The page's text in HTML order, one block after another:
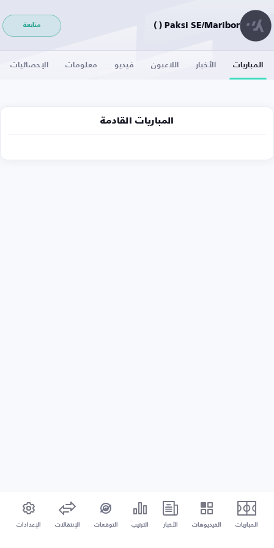
Paksi SE/Maribor ( ) متابعة
المباريات الأخبار اللاعبون فيديو معلومات الإحصائيات
المباريات القادمة
المباريات الفيديوهات الأخبار الترتيب التوقعات الإنتقالات الإعدادات